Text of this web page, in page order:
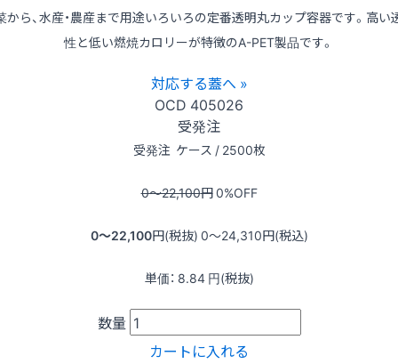
から、水産・農産まで用途いろいろの定番透明丸カップ容器です。高い
性と低い燃焼カロリーが特徴のA-PET製品です。
対応する蓋へ »
OCD 405026
受発注
受発注 ケース / 2500枚
0〜22,100円0%OFF
0〜22,100円(税抜) 0〜24,310円(税込)
単価： 8.84 円(税抜)
数量
カートに入れる